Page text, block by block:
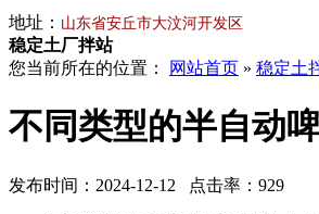
地址： 山东省安丘市大汶河开发区
稳定土厂拌站
您当前所在的位置：
网站首页 » 稳定土
不同类型的半自动
发布时间：2024-12-12 点击率：929